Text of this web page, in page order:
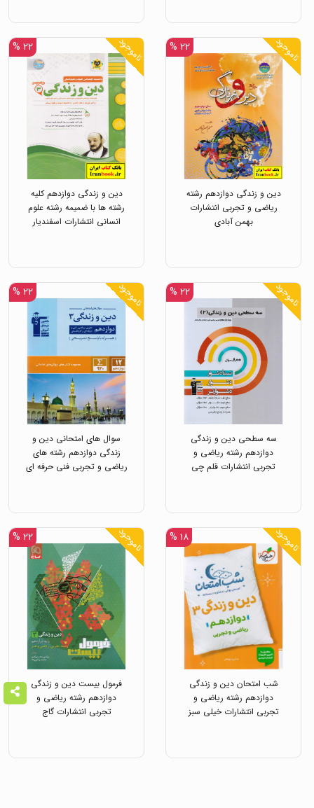
ناموجود ۲۲ %
دین و زندگی دوازدهم رشته
ریاضی و تجربی انتشارات
بهمن آبادی
ناموجود ۲۲ %
دین و زندگی دوازدهم کلیه
رشته ها با ضمیمه رشته علوم
انسانی انتشارات اسفندیار
ناموجود ۲۲ %
سه سطحی دین و زندگی
دوازدهم رشته ریاضی و
تجربی انتشارات قلم چی
ناموجود ۲۲ %
سوال های امتحانی دین و
زندگی دوازدهم رشته های
ریاضی و تجربی فنی حرفه ای
ناموجود ۱۸ %
شب امتحان دین و زندگی
دوازدهم رشته ریاضی و
تجربی انتشارات خیلی سبز
ناموجود ۲۲ %
فرمول بیست دین و زندگی
دوازدهم رشته ریاضی و
تجربی انتشارات گاج